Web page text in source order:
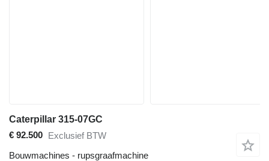
Caterpillar 315-07GC
€ 92.500 Exclusief BTW
Bouwmachines - rupsgraafmachine